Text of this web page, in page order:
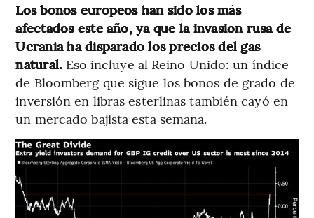
Los bonos europeos han sido los más
afectados este año, ya que la invasión rusa de
Ucrania ha disparado los precios del gas
natural. Eso incluye al Reino Unido: un índice
de Bloomberg que sigue los bonos de grado de
inversión en libras esterlinas también cayó en
un mercado bajista esta semana.